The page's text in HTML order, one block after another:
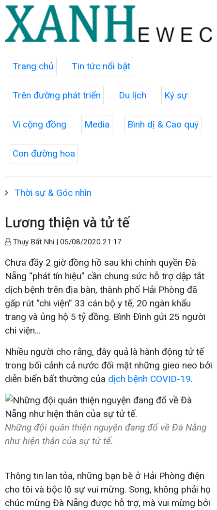
Trang chủ Tin tức nổi bật
Trên đường phát triển Du lịch Ký sự
Vì cộng đồng Media Bình dị & Cao quý
Con đường hoa
Thời sự & Góc nhìn
Lương thiện và tử tế
Thụy Bất Nhi | 05/08/2020 21:17
Chưa đầy 2 giờ đồng hồ sau khi chính quyền Đà
Nẵng “phát tín hiệu” cần chung sức hỗ trợ dập tắt
dịch bệnh trên địa bàn, thành phố Hải Phòng đã
gấp rút “chi viện” 33 cán bộ y tế, 20 ngàn khẩu
trang và ủng hộ 5 tỷ đồng. Bình Đình gửi 25 người
chi viện...
Nhiều người cho rằng, đây quả là hành động tử tế
trong bối cảnh cả nước đối mặt những gieo neo bởi
diễn biến bất thường của dịch bệnh COVID-19.
Những đội quân thiện nguyện đang đổ về Đà Nẵng
như hiện thân của sự tử tế.
Thông tin lan tỏa, những bạn bè ở Hải Phòng điện
cho tôi và bộc lộ sự vui mừng. Song, không phải họ
chúc mừng Đà Nẵng được hỗ trợ, mà vui mừng bởi